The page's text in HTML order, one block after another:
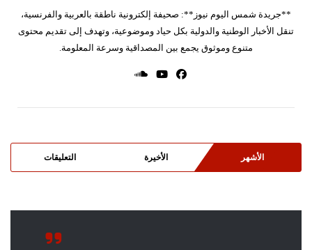
**جريدة شمس اليوم نيوز**: صحيفة إلكترونية ناطقة بالعربية والفرنسية،
تنقل الأخبار الوطنية والدولية بكل حياد وموضوعية، وتهدف إلى تقديم محتوى
متنوع وموثوق يجمع بين المصداقية وسرعة المعلومة.
الأشهر الأخيرة التعليقات